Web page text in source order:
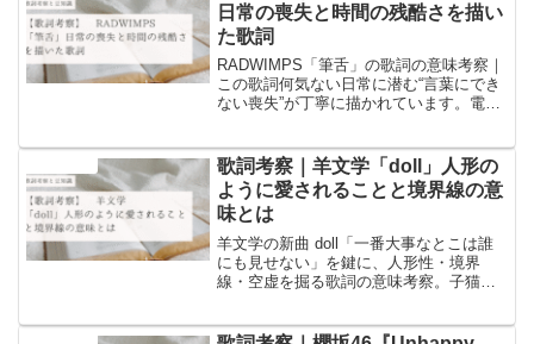
日常の喪失と時間の残酷さを描い
た歌詞
RADWIMPS「筆舌」の歌詞の意味考察｜
この歌詞何気ない日常に潜む“言葉にでき
ない喪失”が丁寧に描かれています。電話
層心理に迫る考察をお届けします。
歌詞考察｜羊文学「doll」人形の
ように愛されることと境界線の意
味とは
羊文学の新曲 doll「一番大事なとこは誰
にも見せない」を鍵に、人形性・境界
線・空虚を掘る歌詞の意味考察。子猫の
と深い解釈。